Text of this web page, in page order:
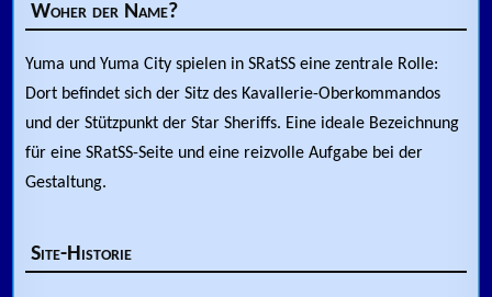
Woher der Name?
Yuma und Yuma City spielen in SRatSS eine zentrale Rolle:
Dort befindet sich der Sitz des Kavallerie-Oberkommandos
und der Stützpunkt der Star Sheriffs. Eine ideale Bezeichnung
für eine SRatSS-Seite und eine reizvolle Aufgabe bei der
Gestaltung.
Site-Historie